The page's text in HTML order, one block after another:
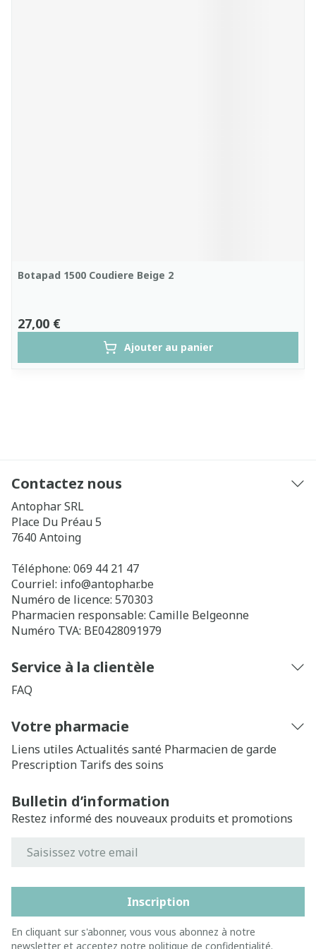
Botapad 1500 Coudiere Beige 2
27,00 €
Ajouter au panier
Contactez nous
Antophar SRL
Place Du Préau 5
7640 Antoing
Téléphone: 069 44 21 47
Courriel: info@antophar.be
Numéro de licence: 570303
Pharmacien responsable: Camille Belgeonne
Numéro TVA: BE0428091979
Service à la clientèle
FAQ
Votre pharmacie
Liens utiles Actualités santé Pharmacien de garde
Prescription Tarifs des soins
Bulletin d’information
Restez informé des nouveaux produits et promotions
Inscription
En cliquant sur s'abonner, vous vous abonnez à notre
newsletter et acceptez notre politique de confidentialité.